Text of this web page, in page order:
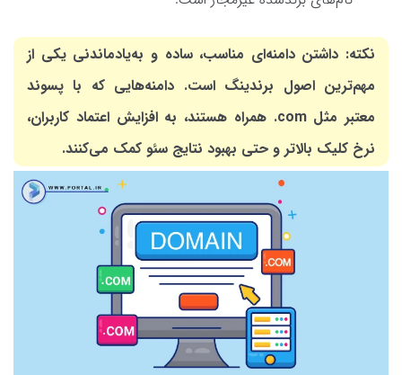
نکته: داشتن دامنه‌ای مناسب، ساده و به‌یادماندنی یکی از
مهم‌ترین اصول برندینگ است. دامنه‌هایی که با پسوند
معتبر مثل com. همراه هستند، به افزایش اعتماد کاربران،
نرخ کلیک بالاتر و حتی بهبود نتایج سئو کمک می‌کنند.